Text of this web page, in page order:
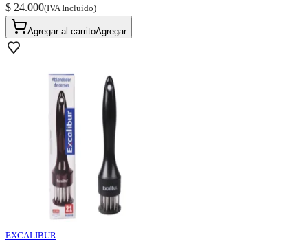
$ 24.000(IVA Incluido)
Agregar al carritoAgregar
EXCALIBUR